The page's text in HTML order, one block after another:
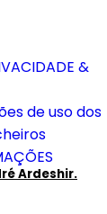
&
de uso dos
Ardeshir.